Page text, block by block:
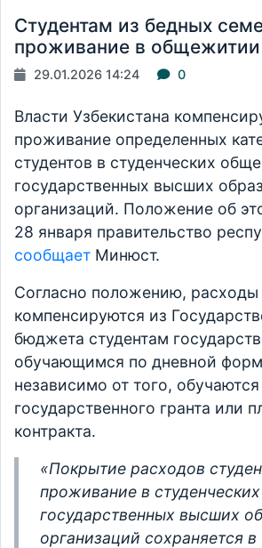
Студентам из бедных
проживание в общежитии
29.01.2026 14:24 0
Власти Узбекистана
проживание определенных
студентов в студенческих
государственных высших
организаций. Положение об
28 января правительство
сообщает Минюст.
Согласно положению,
компенсируются из
бюджета студентам
обучающимся по дневной
независимо от того,
государственного гранта или
контракта.
«Покрытие расходов
проживание в
государственных высших
организаций сохраняется в